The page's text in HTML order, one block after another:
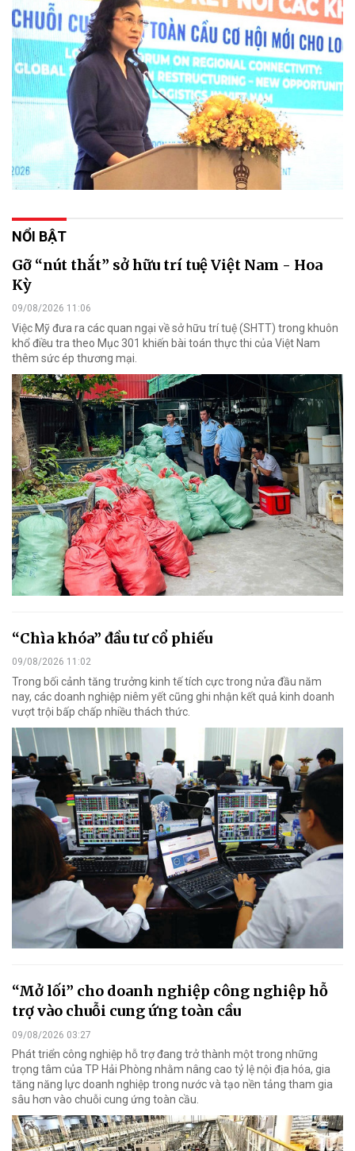
NỔI BẬT
Gỡ “nút thắt” sở hữu trí tuệ Việt Nam - Hoa
Kỳ
09/08/2026 11:06
Việc Mỹ đưa ra các quan ngại về sở hữu trí tuệ (SHTT) trong khuôn
khổ điều tra theo Mục 301 khiến bài toán thực thi của Việt Nam
thêm sức ép thương mại.
“Chìa khóa” đầu tư cổ phiếu
09/08/2026 11:02
Trong bối cảnh tăng trưởng kinh tế tích cực trong nửa đầu năm
nay, các doanh nghiệp niêm yết cũng ghi nhận kết quả kinh doanh
vượt trội bấp chấp nhiều thách thức.
“Mở lối” cho doanh nghiệp công nghiệp hỗ
trợ vào chuỗi cung ứng toàn cầu
09/08/2026 03:27
Phát triển công nghiệp hỗ trợ đang trở thành một trong những
trọng tâm của TP Hải Phòng nhằm nâng cao tỷ lệ nội địa hóa, gia
tăng năng lực doanh nghiệp trong nước và tạo nền tảng tham gia
sâu hơn vào chuỗi cung ứng toàn cầu.